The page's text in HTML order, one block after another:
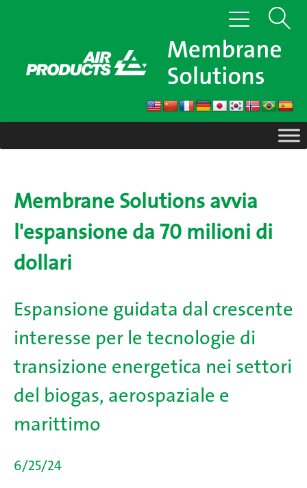
Attiva/disattiva
navigazione
Mostra
ricerca
Membrane Solutions avvia
l'espansione da 70 milioni di
dollari
Espansione guidata dal crescente
interesse per le tecnologie di
transizione energetica nei settori
del biogas, aerospaziale e
marittimo
6/25/24